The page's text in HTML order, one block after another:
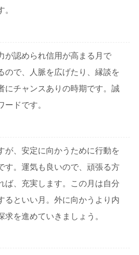
が認められ信用が高まる月で
ので、人脈を広げたり、縁談を
にチャンスありの時期です。誠
ドです。
が、安定に向かうために行動を
す。運気も良いので、頑張る方
ば、充実します。この月は自分
るといい月。外に向かうより内
を進めていきましょう。